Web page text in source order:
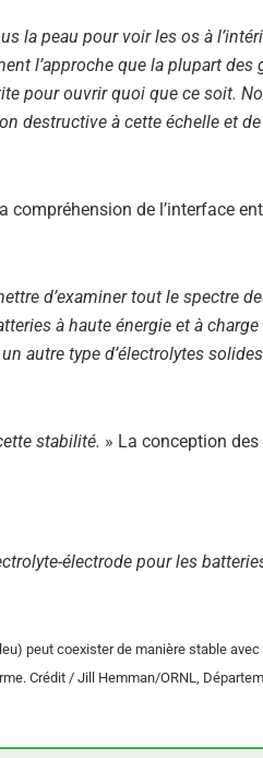
la peau pour voir les os à
l’approche que la plupart
pour ouvrir quoi que ce soit.
destructive à cette échelle et
compréhension de l’interface
d’examiner tout le spectre
à haute énergie et à
autre type d’électrolytes
stabilité. » La conception
électrode pour les
peut coexister de manière stable
Crédit / Jill Hemman/ORNL,